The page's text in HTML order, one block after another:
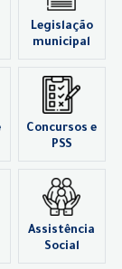
Legislação
municipal
Concursos e
PSS
Assistência
Social